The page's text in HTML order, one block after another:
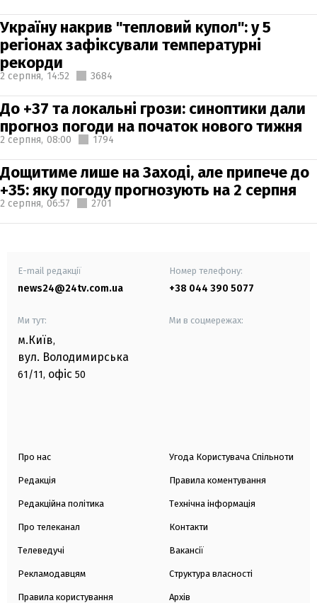
Україну накрив "тепловий купол": у 5
регіонах зафіксували температурні
рекорди
2 серпня, 14:52 3684
До +37 та локальні грози: синоптики дали
прогноз погоди на початок нового тижня
2 серпня, 08:00 1794
Дощитиме лише на Заході, але припече до
+35: яку погоду прогнозують на 2 серпня
2 серпня, 06:57 2701
E-mail редакції
news24@24tv.com.ua
Номер телефону:
+38 044 390 5077
Ми тут:
м.Київ,
вул. Володимирська
61/11, офіс 50
Ми в соцмережах:
Про нас
Редакція
Редакційна політика
Про телеканал
Телеведучі
Рекламодавцям
Правила користування
Угода Користувача Спільноти
Правила коментування
Технічна інформація
Контакти
Вакансії
Структура власності
Архів